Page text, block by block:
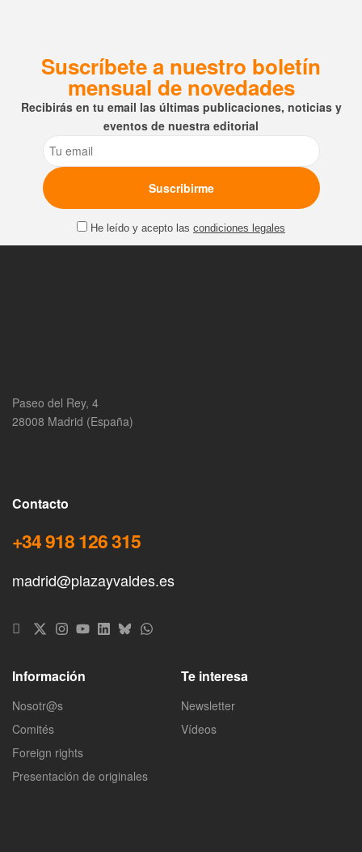
Suscríbete a nuestro boletín
mensual de novedades
Recibirás en tu email las últimas publicaciones, noticias y
eventos de nuestra editorial
Email
He leído y acepto las condiciones legales
Paseo del Rey, 4
28008 Madrid (España)
Contacto
+34 918 126 315
madrid@plazayvaldes.es
Información
Nosotr@s
Comités
Foreign rights
Presentación de originales
Te interesa
Newsletter
Vídeos